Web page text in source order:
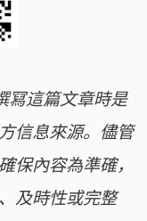
冩這篇文章時是
信息來源。儘管
保內容為準確，
及時性或完整